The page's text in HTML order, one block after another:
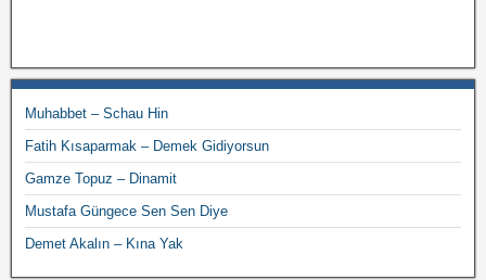
Muhabbet – Schau Hin
Fatih Kısaparmak – Demek Gidiyorsun
Gamze Topuz – Dinamit
Mustafa Güngece Sen Sen Diye
Demet Akalın – Kına Yak